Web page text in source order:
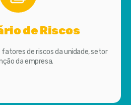
de Riscos
fatores de riscos da unidade, setor
da empresa.